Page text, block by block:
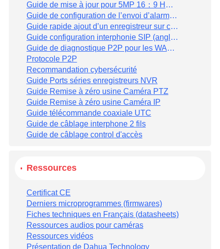
Guide de mise à jour pour 5MP 16：9 HDCVI Camera et XVR
Guide de configuration de l’envoi d’alarme chez un Télé-surveilleur
Guide rapide ajout d’un enregistreur sur clavier NKB1000
Guide configuration interphonie SIP (anglais)
Guide de diagnostique P2P pour les WAN (anglais)
Protocole P2P
Recommandation cybersécurité
Guide Ports séries enregistreurs NVR
Guide Remise à zéro usine Caméra PTZ
Guide Remise à zéro usine Caméra IP
Guide télécommande coaxiale UTC
Guide de câblage interphone 2 fils
Guide de câblage control d'accès
Ressources
Certificat CE
Derniers microprogrammes (firmwares)
Fiches techniques en Français (datasheets)
Ressources audios pour caméras
Ressources vidéos
Présentation de Dahua Technology